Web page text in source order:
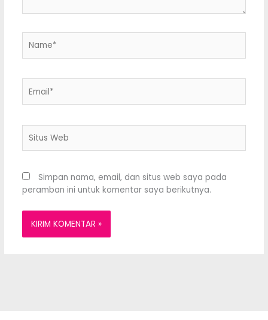
Web
Simpan nama, email, dan situs web saya pada
peramban ini untuk komentar saya berikutnya.